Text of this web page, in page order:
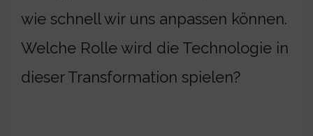
wie schnell wir uns anpassen können.
Welche Rolle wird die Technologie in
dieser Transformation spielen?